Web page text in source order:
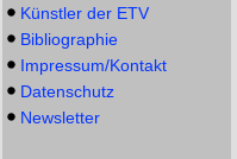
Künstler der ETV
Bibliographie
Impressum/Kontakt
Datenschutz
Newsletter